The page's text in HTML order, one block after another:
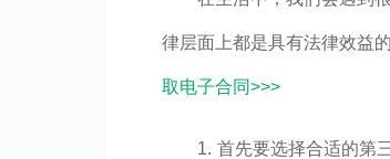
律层面上都是具有法律效益
取电子合同>>>
1. 首先要选择合适的第